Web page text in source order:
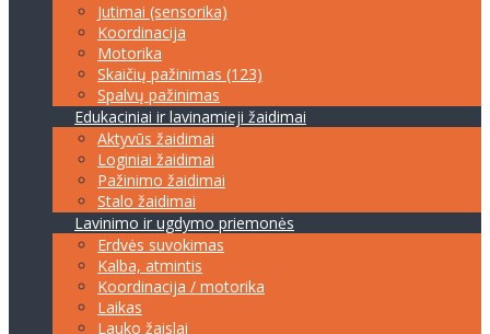
Jutimai (sensorika)
Koordinacija
Motorika
Skaičių pažinimas (123)
Spalvų pažinimas
Edukaciniai ir lavinamieji žaidimai
Aktyvūs žaidimai
Loginiai žaidimai
Pažinimo žaidimai
Stalo žaidimai
Lavinimo ir ugdymo priemonės
Erdvės suvokimas
Kalba, atmintis
Koordinacija / motorika
Laikas
Lauko žaislai